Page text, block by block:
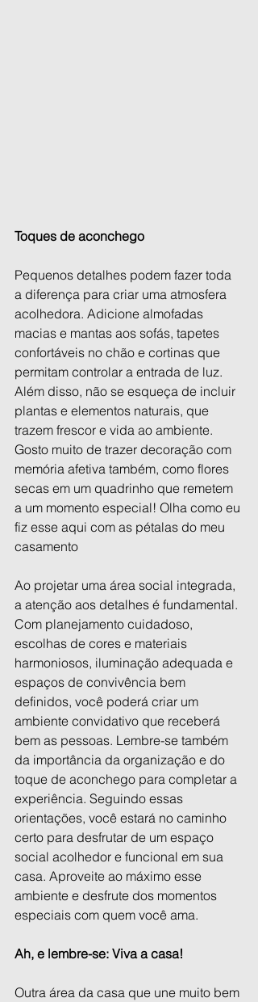
Toques de aconchego
Pequenos detalhes podem fazer toda
a diferença para criar uma atmosfera
acolhedora. Adicione almofadas
macias e mantas aos sofás, tapetes
confortáveis no chão e cortinas que
permitam controlar a entrada de luz.
Além disso, não se esqueça de incluir
plantas e elementos naturais, que
trazem frescor e vida ao ambiente.
Gosto muito de trazer decoração com
memória afetiva também, como flores
secas em um quadrinho que remetem
a um momento especial! Olha como eu
fiz esse aqui com as pétalas do meu
casamento
Ao projetar uma área social integrada,
a atenção aos detalhes é fundamental.
Com planejamento cuidadoso,
escolhas de cores e materiais
harmoniosos, iluminação adequada e
espaços de convivência bem
definidos, você poderá criar um
ambiente convidativo que receberá
bem as pessoas. Lembre-se também
da importância da organização e do
toque de aconchego para completar a
experiência. Seguindo essas
orientações, você estará no caminho
certo para desfrutar de um espaço
social acolhedor e funcional em sua
casa. Aproveite ao máximo esse
ambiente e desfrute dos momentos
especiais com quem você ama.
Ah, e lembre-se: Viva a casa!
Outra área da casa que une muito bem